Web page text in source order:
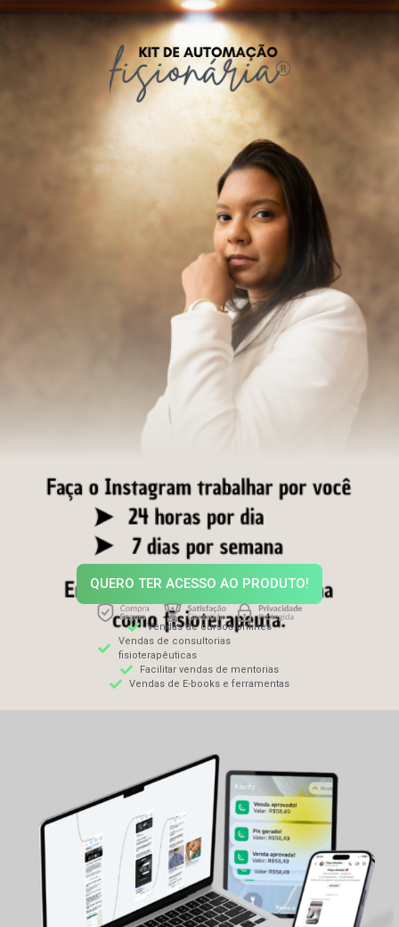
QUERO TER ACESSO AO PRODUTO!
Vendas de cursos onlines
Vendas de consultorias
fisioterapêuticas
Facilitar vendas de mentorias
Vendas de E-books e ferramentas